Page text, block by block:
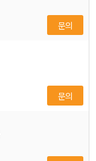
문의
문의